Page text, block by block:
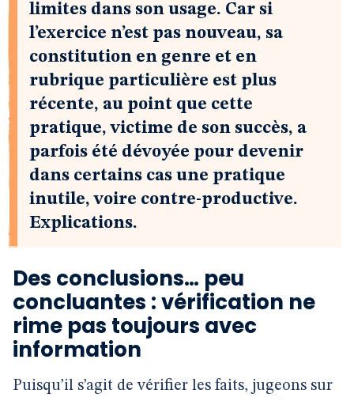
limites dans son usage. Car si
l’exercice n’est pas nouveau, sa
constitution en genre et en
rubrique particulière est plus
récente, au point que cette
pratique, victime de son succès, a
parfois été dévoyée pour devenir
dans certains cas une pratique
inutile, voire contre-productive.
Explications.
Des conclusions… peu
concluantes : vérification ne
rime pas toujours avec
information
Puisqu’il s’agit de vérifier les faits, jugeons sur